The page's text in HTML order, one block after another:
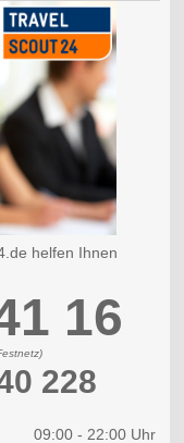
helfen Ihnen
16
228
09:00 - 22:00 Uhr